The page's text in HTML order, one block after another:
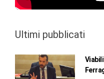
Ultimi pubblicati